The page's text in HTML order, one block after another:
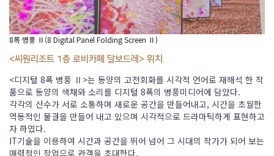
8폭 병풍 Ⅱ(8 Digital Panel Folding Screen Ⅱ)
<씨원리조트 1층 로비카페 달보드레> 위치
<디지털 8폭 병풍 Ⅱ>는 동양의 고전회화를 시각적 언어로 재해석 한 작
품으로 동양의 색채와 소리를 디지털 8폭의 병풍미디어에 담았다.
각각의 산수가 서로 소통하며 새로운 공간을 만들어내고, 시간을 초월한
역동적인 물결을 만들어 내고 있으며 시각적으로 드라마틱하게 표현하고
자 하였다.
IT기술을 이용하여 시간과 공간을 뛰어 넘어 그 시대의 작가가 되어 보는
매력적인 작업으로 관객을 초대한다.